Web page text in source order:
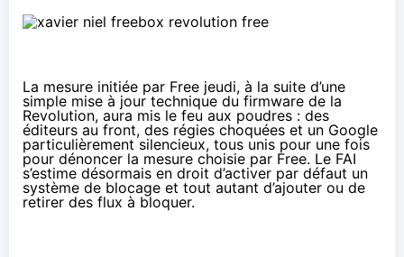
La mesure initiée par Free jeudi, à la suite d’une
simple mise à jour technique du firmware de la
Revolution, aura mis le feu aux poudres : des
éditeurs au front, des régies choquées et un Google
particulièrement silencieux, tous unis pour une fois
pour dénoncer la mesure choisie par Free. Le FAI
s’estime désormais en droit d’activer par défaut un
système de blocage et tout autant d’ajouter ou de
retirer des flux à bloquer.